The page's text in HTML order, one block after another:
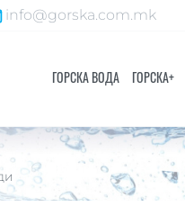
info@gorska.com.mk
ГОРСКА ВОДА ГОРСКA+